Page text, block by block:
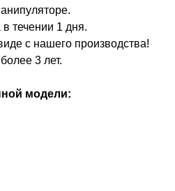
течении 1 дня.
с нашего производства!
3 лет.
модели: